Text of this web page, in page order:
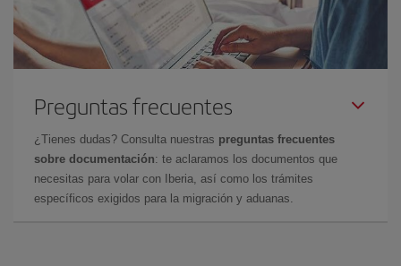
Preguntas frecuentes
¿Tienes dudas? Consulta nuestras preguntas frecuentes
sobre documentación: te aclaramos los documentos que
necesitas para volar con Iberia, así como los trámites
específicos exigidos para la migración y aduanas.